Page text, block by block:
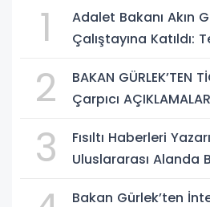
1
Adalet Bakanı Akın
Çalıştayına Katıldı:
2
BAKAN GÜRLEK’TEN
Çarpıcı
3
Fısıltı Haberleri
Uluslararası Alanda
Bakan Gürlek’ten